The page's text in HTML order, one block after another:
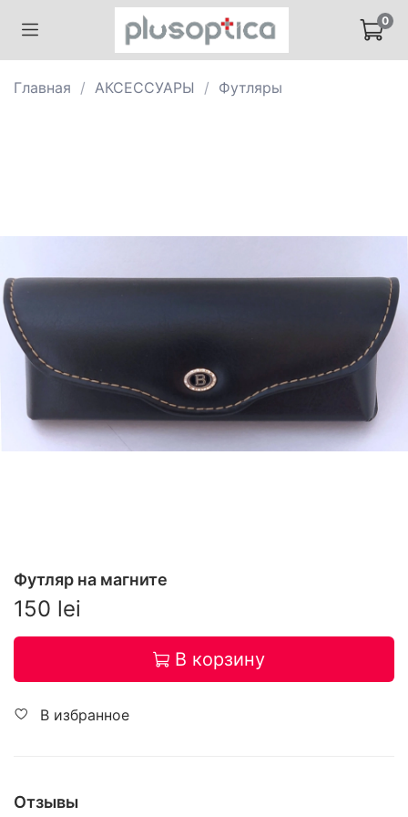
0
Главная АКСЕССУАРЫ Футляры
Футляр на магните
150 lei
В корзину
В избранное
Отзывы